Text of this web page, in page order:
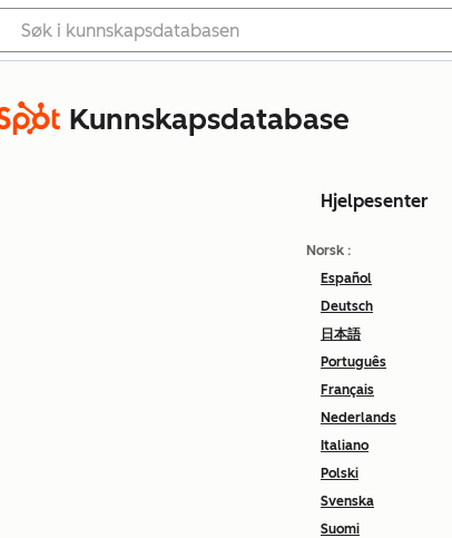
Kunnskapsdatabase
Hjelpesenter
Norsk :
Español
Deutsch
日本語
Português
Français
Nederlands
Italiano
Polski
Svenska
Suomi